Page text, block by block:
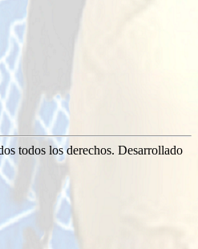
todos los derechos. Desarrollado